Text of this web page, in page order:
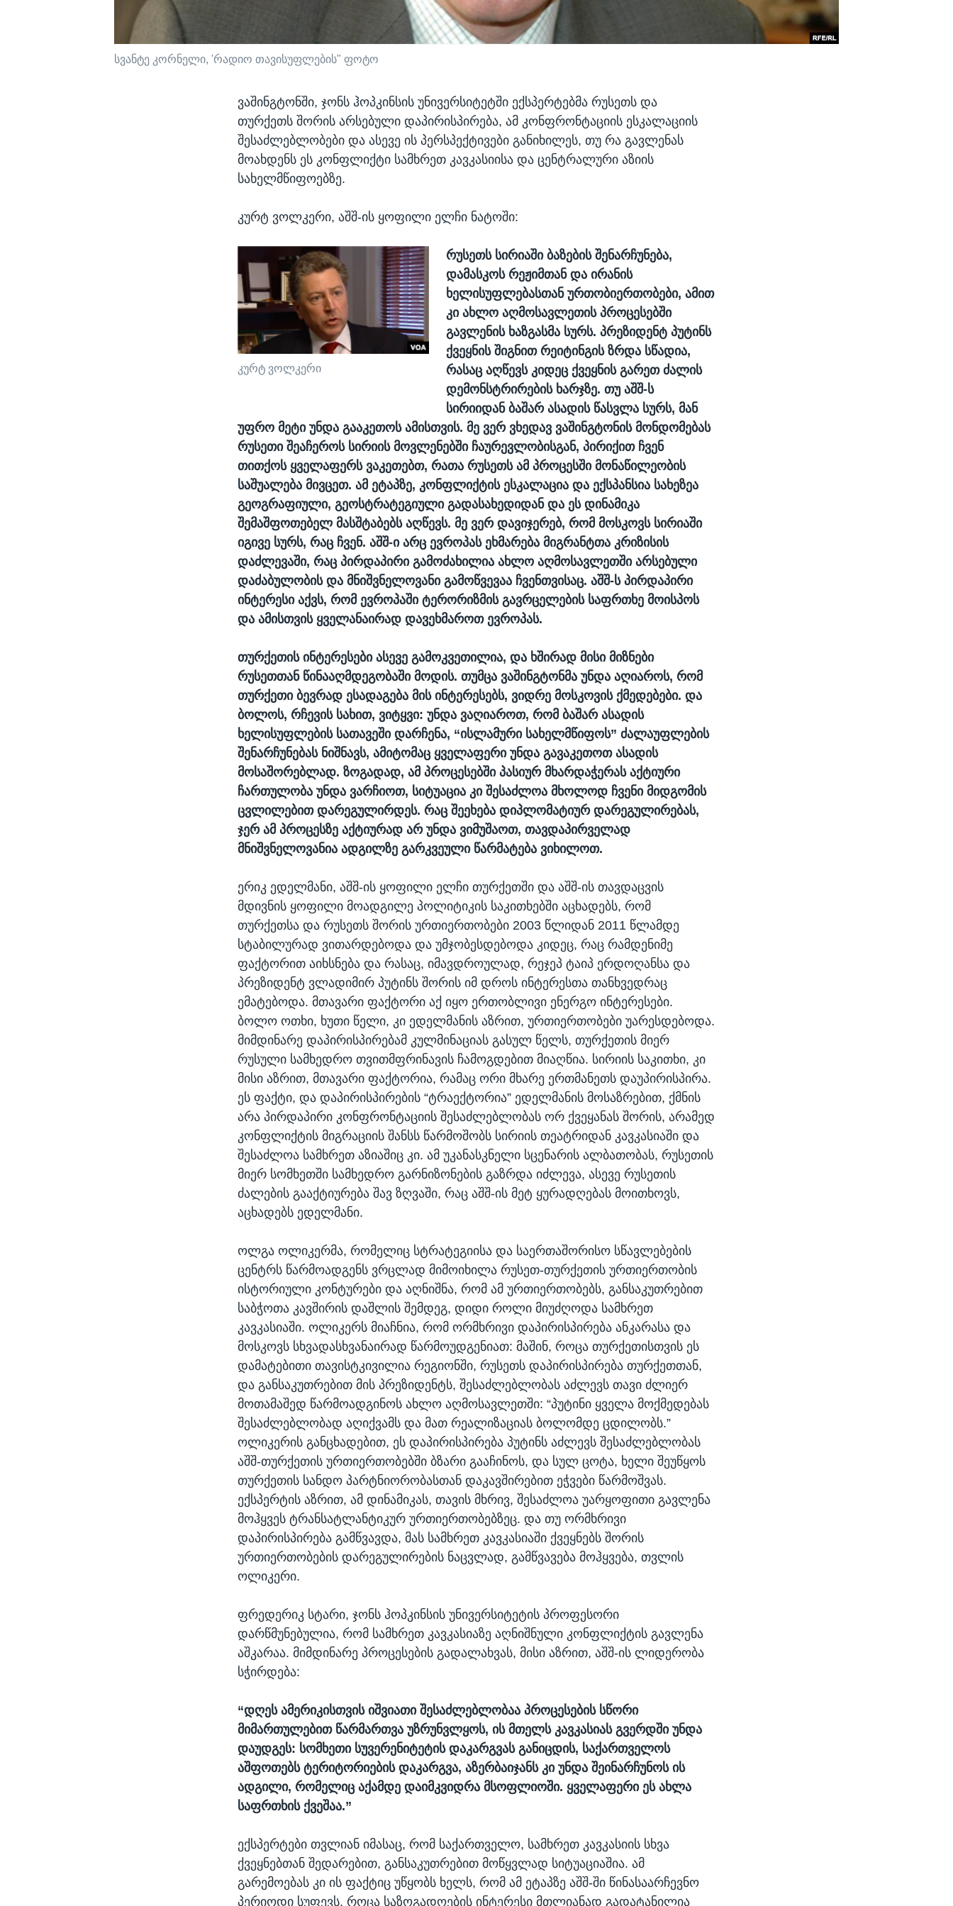
სვანტე კორნელი, 'რადიო თავისუფლების" ფოტო
ვაშინგტონში, ჯონს ჰოპკინსის უნივერსიტეტში ექსპერტებმა რუსეთს და
თურქეთს შორის არსებული დაპირისპირება, ამ კონფრონტაციის ესკალაციის
შესაძლებლობები და ასევე ის პერსპექტივები განიხილეს, თუ რა გავლენას
მოახდენს ეს კონფლიქტი სამხრეთ კავკასიისა და ცენტრალური აზიის
სახელმწიფოებზე.
კურტ ვოლკერი, აშშ-ის ყოფილი ელჩი ნატოში:
კურტ ვოლკერი
რუსეთს სირიაში ბაზების შენარჩუნება,
დამასკოს რეჟიმთან და ირანის
ხელისუფლებასთან ურთობიერთობები, ამით
კი ახლო აღმოსავლეთის პროცესებში
გავლენის ხაზგასმა სურს. პრეზიდენტ პუტინს
ქვეყნის შიგნით რეიტინგის ზრდა სწადია,
რასაც აღწევს კიდეც ქვეყნის გარეთ ძალის
დემონსტრირების ხარჯზე. თუ აშშ-ს
სირიიდან ბაშარ ასადის წასვლა სურს, მან
უფრო მეტი უნდა გააკეთოს ამისთვის. მე ვერ ვხედავ ვაშინგტონის მონდომებას
რუსეთი შეაჩეროს სირიის მოვლენებში ჩაურევლობისგან, პირიქით ჩვენ
თითქოს ყველაფერს ვაკეთებთ, რათა რუსეთს ამ პროცესში მონაწილეობის
საშუალება მივცეთ. ამ ეტაპზე, კონფლიქტის ესკალაცია და ექსპანსია სახეზეა
გეოგრაფიული, გეოსტრატეგიული გადასახედიდან და ეს დინამიკა
შემაშფოთებელ მასშტაბებს აღწევს. მე ვერ დავიჯერებ, რომ მოსკოვს სირიაში
იგივე სურს, რაც ჩვენ. აშშ-ი არც ევროპას ეხმარება მიგრანტთა კრიზისის
დაძლევაში, რაც პირდაპირი გამოძახილია ახლო აღმოსავლეთში არსებული
დაძაბულობის და მნიშვნელოვანი გამოწვევაა ჩვენთვისაც. აშშ-ს პირდაპირი
ინტერესი აქვს, რომ ევროპაში ტერორიზმის გავრცელების საფრთხე მოისპოს
და ამისთვის ყველანაირად დავეხმაროთ ევროპას.
თურქეთის ინტერესები ასევე გამოკვეთილია, და ხშირად მისი მიზნები
რუსეთთან წინააღმდეგობაში მოდის. თუმცა ვაშინგტონმა უნდა აღიაროს, რომ
თურქეთი ბევრად ესადაგება მის ინტერესებს, ვიდრე მოსკოვის ქმედებები. და
ბოლოს, რჩევის სახით, ვიტყვი: უნდა ვაღიაროთ, რომ ბაშარ ასადის
ხელისუფლების სათავეში დარჩენა, “ისლამური სახელმწიფოს” ძალაუფლების
შენარჩუნებას ნიშნავს, ამიტომაც ყველაფერი უნდა გავაკეთოთ ასადის
მოსაშორებლად. ზოგადად, ამ პროცესებში პასიურ მხარდაჭერას აქტიური
ჩართულობა უნდა ვარჩიოთ, სიტუაცია კი შესაძლოა მხოლოდ ჩვენი მიდგომის
ცვლილებით დარეგულირდეს. რაც შეეხება დიპლომატიურ დარეგულირებას,
ჯერ ამ პროცესზე აქტიურად არ უნდა ვიმუშაოთ, თავდაპირველად
მნიშვნელოვანია ადგილზე გარკვეული წარმატება ვიხილოთ.
ერიკ ედელმანი, აშშ-ის ყოფილი ელჩი თურქეთში და აშშ-ის თავდაცვის
მდივნის ყოფილი მოადგილე პოლიტიკის საკითხებში აცხადებს, რომ
თურქეთსა და რუსეთს შორის ურთიერთობები 2003 წლიდან 2011 წლამდე
სტაბილურად ვითარდებოდა და უმჯობესდებოდა კიდეც, რაც რამდენიმე
ფაქტორით აიხსნება და რასაც, იმავდროულად, რეჯეპ ტაიპ ერდოღანსა და
პრეზიდენტ ვლადიმირ პუტინს შორის იმ დროს ინტერესთა თანხვედრაც
ემატებოდა. მთავარი ფაქტორი აქ იყო ერთობლივი ენერგო ინტერესები.
ბოლო ოთხი, ხუთი წელი, კი ედელმანის აზრით, ურთიერთობები უარესდებოდა.
მიმდინარე დაპირისპირებამ კულმინაციას გასულ წელს, თურქეთის მიერ
რუსული სამხედრო თვითმფრინავის ჩამოგდებით მიაღწია. სირიის საკითხი, კი
მისი აზრით, მთავარი ფაქტორია, რამაც ორი მხარე ერთმანეთს დაუპირისპირა.
ეს ფაქტი, და დაპირისპირების “ტრაექტორია” ედელმანის მოსაზრებით, ქმნის
არა პირდაპირი კონფრონტაციის შესაძლებლობას ორ ქვეყანას შორის, არამედ
კონფლიქტის მიგრაციის შანსს წარმოშობს სირიის თეატრიდან კავკასიაში და
შესაძლოა სამხრეთ აზიაშიც კი. ამ უკანასკნელი სცენარის ალბათობას, რუსეთის
მიერ სომხეთში სამხედრო გარნიზონების გაზრდა იძლევა, ასევე რუსეთის
ძალების გააქტიურება შავ ზღვაში, რაც აშშ-ის მეტ ყურადღებას მოითხოვს,
აცხადებს ედელმანი.
ოლგა ოლიკერმა, რომელიც სტრატეგიისა და საერთაშორისო სწავლებების
ცენტრს წარმოადგენს ვრცლად მიმოიხილა რუსეთ-თურქეთის ურთიერთობის
ისტორიული კონტურები და აღნიშნა, რომ ამ ურთიერთობებს, განსაკუთრებით
საბჭოთა კავშირის დაშლის შემდეგ, დიდი როლი მიუძღოდა სამხრეთ
კავკასიაში. ოლიკერს მიაჩნია, რომ ორმხრივი დაპირისპირება ანკარასა და
მოსკოვს სხვადასხვანაირად წარმოუდგენიათ: მაშინ, როცა თურქეთისთვის ეს
დამატებითი თავისტკივილია რეგიონში, რუსეთს დაპირისპირება თურქეთთან,
და განსაკუთრებით მის პრეზიდენტს, შესაძლებლობას აძლევს თავი ძლიერ
მოთამაშედ წარმოადგინოს ახლო აღმოსავლეთში: “პუტინი ყველა მოქმედებას
შესაძლებლობად აღიქვამს და მათ რეალიზაციას ბოლომდე ცდილობს.”
ოლიკერის განცხადებით, ეს დაპირისპირება პუტინს აძლევს შესაძლებლობას
აშშ-თურქეთის ურთიერთობებში ბზარი გააჩინოს, და სულ ცოტა, ხელი შეუწყოს
თურქეთის სანდო პარტნიორობასთან დაკავშირებით ეჭვები წარმოშვას.
ექსპერტის აზრით, ამ დინამიკას, თავის მხრივ, შესაძლოა უარყოფითი გავლენა
მოჰყვეს ტრანსატლანტიკურ ურთიერთობებზეც. და თუ ორმხრივი
დაპირისპირება გამწვავდა, მას სამხრეთ კავკასიაში ქვეყნებს შორის
ურთიერთობების დარეგულირების ნაცვლად, გამწვავება მოჰყვება, თვლის
ოლიკერი.
ფრედერიკ სტარი, ჯონს ჰოპკინსის უნივერსიტეტის პროფესორი
დარწმუნებულია, რომ სამხრეთ კავკასიაზე აღნიშნული კონფლიქტის გავლენა
აშკარაა. მიმდინარე პროცესების გადალახვას, მისი აზრით, აშშ-ის ლიდერობა
სჭირდება:
“დღეს ამერიკისთვის იშვიათი შესაძლებლობაა პროცესების სწორი
მიმართულებით წარმართვა უზრუნვლყოს, ის მთელს კავკასიას გვერდში უნდა
დაუდგეს: სომხეთი სუვერენიტეტის დაკარგვას განიცდის, საქართველოს
აშფოთებს ტერიტორიების დაკარგვა, აზერბაიჯანს კი უნდა შეინარჩუნოს ის
ადგილი, რომელიც აქამდე დაიმკვიდრა მსოფლიოში. ყველაფერი ეს ახლა
საფრთხის ქვეშაა.”
ექსპერტები თვლიან იმასაც, რომ საქართველო, სამხრეთ კავკასიის სხვა
ქვეყნებთან შედარებით, განსაკუთრებით მოწყვლად სიტუაციაშია. ამ
გარემოებას კი ის ფაქტიც უწყობს ხელს, რომ ამ ეტაპზე აშშ-ში წინასაარჩევნო
პერიოდი სუფევს, როცა საზოგადოების ინტერესი მთლიანად გადატანილია